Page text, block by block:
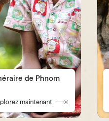
de Phnom
maintenant